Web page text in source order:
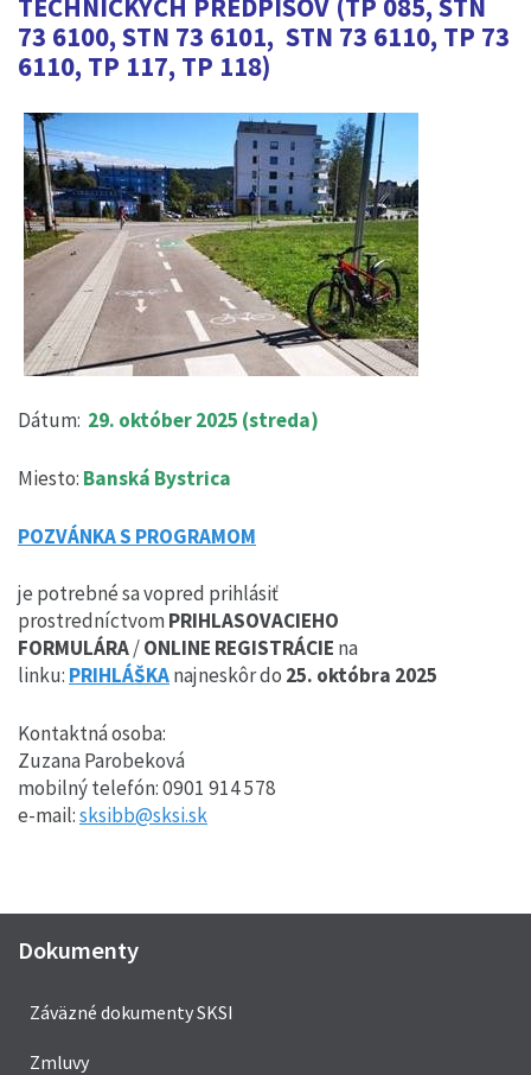
TECHNICKÝCH PREDPISOV (TP 085, STN
73 6100, STN 73 6101, STN 73 6110, TP 73
6110, TP 117, TP 118)
Dátum: 29. október 2025 (streda)
Miesto: Banská Bystrica
POZVÁNKA S PROGRAMOM
je potrebné sa vopred prihlásiť
prostredníctvomPRIHLASOVACIEHO
FORMULÁRA/ONLINE REGISTRÁCIE na
linku: PRIHLÁŠKAnajneskôr do 25. októbra 2025
Kontaktná osoba:
Zuzana Parobeková
mobilný telefón: 0901 914 578
e-mail:sksibb@sksi.sk
Dokumenty
Záväzné dokumenty SKSI
Zmluvy